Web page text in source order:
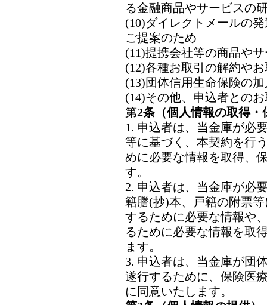
る金融商品やサービスの
(10)ダイレクトメールの
ご提案のため
(11)提携会社等の商品や
(12)各種お取引の解約や
(13)団体信用生命保険の
(14)その他、申込者との
第2条（個人情報の取得・
1. 申込者は、当金庫が必
等に基づく、本契約を行
めに必要な情報を取得、
す。
2. 申込者は、当金庫が必
籍謄(抄)本、戸籍の附票
するために必要な情報や
るために必要な情報を取
ます。
3. 申込者は、当金庫が団
遂行するために、保険医
に同意いたします。